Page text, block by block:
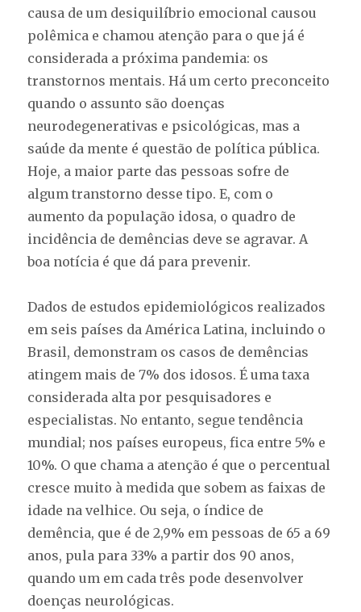
causa de um desiquilíbrio emocional causou
polêmica e chamou atenção para o que já é
considerada a próxima pandemia: os
transtornos mentais. Há um certo preconceito
quando o assunto são doenças
neurodegenerativas e psicológicas, mas a
saúde da mente é questão de política pública.
Hoje, a maior parte das pessoas sofre de
algum transtorno desse tipo. E, com o
aumento da população idosa, o quadro de
incidência de demências deve se agravar. A
boa notícia é que dá para prevenir.
Dados de estudos epidemiológicos realizados
em seis países da América Latina, incluindo o
Brasil, demonstram os casos de demências
atingem mais de 7% dos idosos. É uma taxa
considerada alta por pesquisadores e
especialistas. No entanto, segue tendência
mundial; nos países europeus, fica entre 5% e
10%. O que chama a atenção é que o percentual
cresce muito à medida que sobem as faixas de
idade na velhice. Ou seja, o índice de
demência, que é de 2,9% em pessoas de 65 a 69
anos, pula para 33% a partir dos 90 anos,
quando um em cada três pode desenvolver
doenças neurológicas.